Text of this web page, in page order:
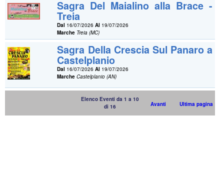
Sagra Del Maialino alla Brace -
Treia
Dal 16/07/2026Al 19/07/2026
Marche Treia (MC)
Sagra Della Crescia Sul Panaro a
Castelplanio
Dal 16/07/2026Al 19/07/2026
Marche Castelplanio (AN)
Elenco Eventi da 1 a 10
di 16
Avanti Ultima pagina